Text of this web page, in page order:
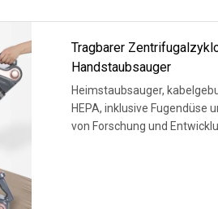
Tragbarer
Handstaubsauger
Heimstaubsauger,
HEPA, inklusive Fugendüse
von Forschung und